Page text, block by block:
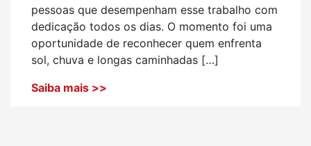
pessoas que desempenham esse trabalho com
dedicação todos os dias. O momento foi uma
oportunidade de reconhecer quem enfrenta
sol, chuva e longas caminhadas […]
Saiba mais >>